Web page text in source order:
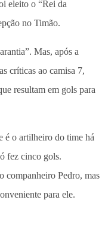
eleito o “Rei da
no Timão.
Mas, após a
críticas ao camisa 7,
resultam em gols para
é o artilheiro do time há
fez cinco gols.
companheiro Pedro, mas
para ele.